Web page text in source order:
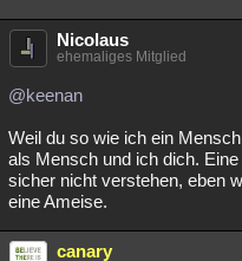
Nicolaus
ehemaliges Mitglied
@keenan
Weil du so wie ich ein
als Mensch und ich dich.
sicher nicht verstehen, eben
eine Ameise.
canary